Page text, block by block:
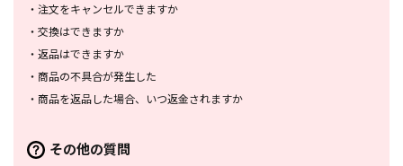
・ 注文をキャンセルできますか
・ 交換はできますか
・ 返品はできますか
・ 商品の不具合が発生した
・ 商品を返品した場合、 いつ返金されますか
その他の質問